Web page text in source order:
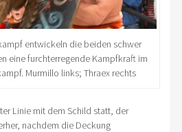
entwickeln die beiden schwer
eine furchterregende Kampfkraft im
Murmillo links; Thraex rechts
Linie mit dem Schild statt, der
nachdem die Deckung